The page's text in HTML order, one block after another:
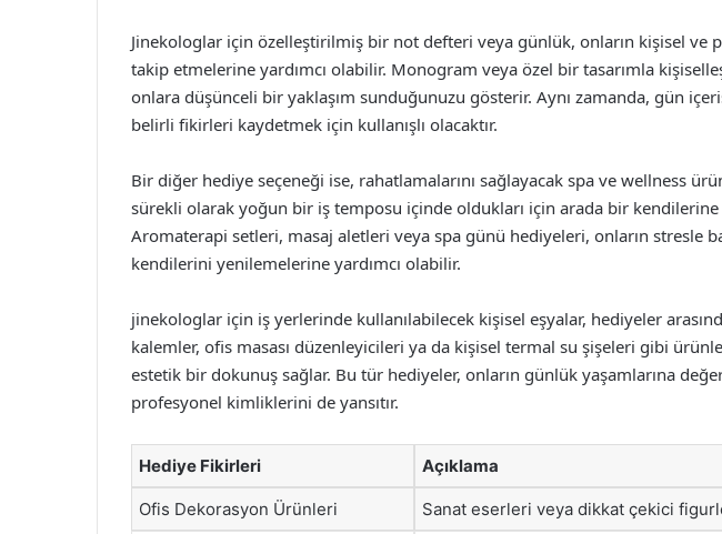
Jinekologlar için özelleştirilmiş bir not defteri veya günlük, onların kişisel ve
takip etmelerine yardımcı olabilir. Monogram veya özel bir tasarımla
onlara düşünceli bir yaklaşım sunduğunuzu gösterir. Aynı zamanda, gün
belirli fikirleri kaydetmek için kullanışlı olacaktır.
Bir diğer hediye seçeneği ise, rahatlamalarını sağlayacak spa ve wellness
sürekli olarak yoğun bir iş temposu içinde oldukları için arada bir kendilerine
Aromaterapi setleri, masaj aletleri veya spa günü hediyeleri, onların stresle
kendilerini yenilemelerine yardımcı olabilir.
jinekologlar için iş yerlerinde kullanılabilecek kişisel eşyalar, hediyeler
kalemler, ofis masası düzenleyicileri ya da kişisel termal su şişeleri gibi
estetik bir dokunuş sağlar. Bu tür hediyeler, onların günlük yaşamlarına
profesyonel kimliklerini de yansıtır.
Hediye Fikirleri Açıklama
Ofis Dekorasyon Ürünleri Sanat eserleri veya dikkat çekici